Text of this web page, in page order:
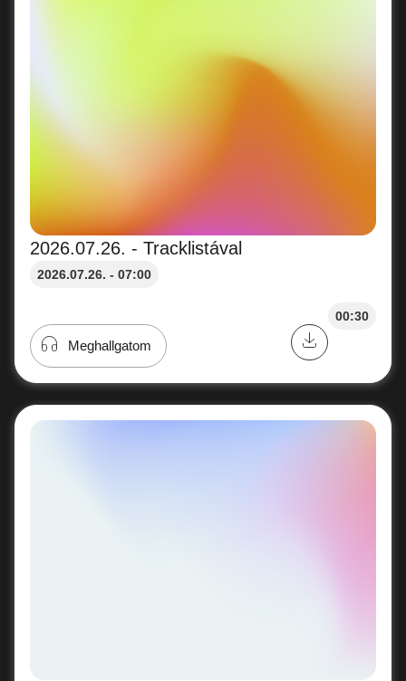
2026.07.26. - Tracklistával
2026.07.26. - 07:00
00:30
Meghallgatom